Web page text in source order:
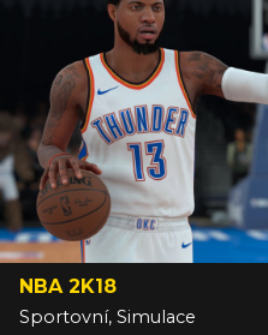
NBA 2K18
Sportovní, Simulace